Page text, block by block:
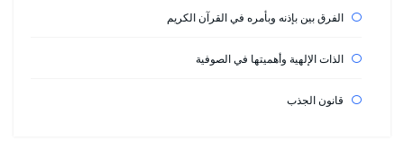
الفرق بين بإذنه وبأمره في القرآن الكريم
الذات الإلهية وأهميتها في الصوفية
قانون الجذب